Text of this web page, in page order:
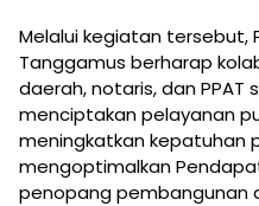
Melalui kegiatan tersebut,
Tanggamus berharap
daerah, notaris, dan PPAT
menciptakan pelayanan
meningkatkan kepatuhan
mengoptimalkan
penopang pembangunan